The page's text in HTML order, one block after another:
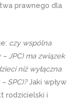
prawnego dla
czy wspólna
JPC) ma związek
niż wyłączna
SPC)?Jaki wpływ
rodzicielski i